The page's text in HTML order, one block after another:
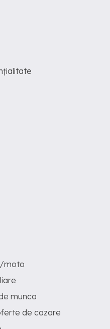
moto
munca
de cazare